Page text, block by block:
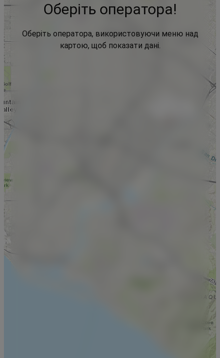
Оберіть оператора!
Оберіть оператора, використовуючи меню над
картою, щоб показати дані.